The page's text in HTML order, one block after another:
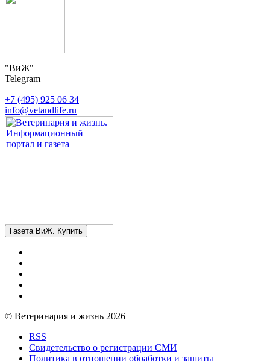
"ВиЖ"
Telegram
+7 (495) 925 06 34
info@vetandlife.ru
Газета ВиЖ. Купить
© Ветеринария и жизнь 2026
RSS
Свидетельство о регистрации СМИ
Политика в отношении обработки и защиты